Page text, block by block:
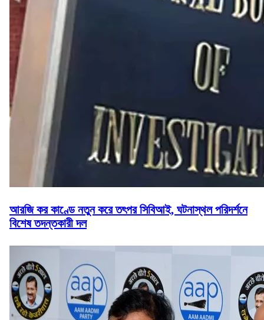
আরজি কর কাণ্ডে নতুন করে তৎপর সিবিআই, ঘটনাস্থল পরিদর্শনে
বিশেষ তদন্তকারী দল